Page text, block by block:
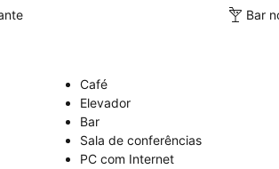
Bar
Café
Elevador
Bar
Sala de conferências
PC com Internet